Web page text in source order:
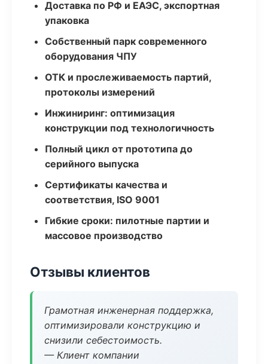
Доставка по РФ и ЕАЭС, экспортная
упаковка
Собственный парк современного
оборудования ЧПУ
ОТК и прослеживаемость партий,
протоколы измерений
Инжиниринг: оптимизация
конструкции под технологичность
Полный цикл от прототипа до
серийного выпуска
Сертификаты качества и
соответствия, ISO 9001
Гибкие сроки: пилотные партии и
массовое производство
Отзывы клиентов
Грамотная инженерная поддержка,
оптимизировали конструкцию и
снизили себестоимость.
— Клиент компании